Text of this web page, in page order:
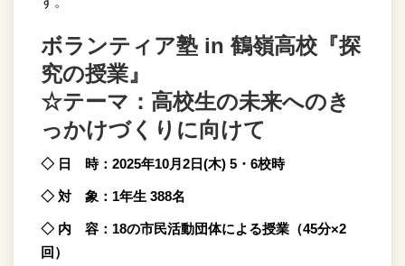
ボランティア塾 in 鶴嶺高校『探
究の授業』
☆テーマ：高校生の未来へのき
っかけづくりに向けて
◇ 日 時：2025年10月2日(木) 5・6校時
◇ 対 象：1年生 388名
◇ 内 容 ：18の市民活動団体による授業（45分×2
回）